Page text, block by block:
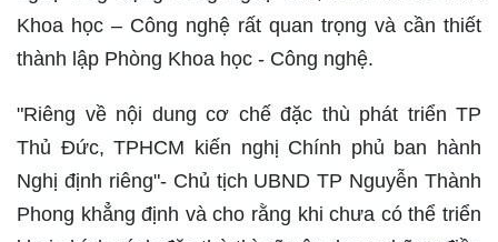
Khoa học – Công nghệ rất quan trọng và cần thiết
thành lập Phòng Khoa học - Công nghệ.
"Riêng về nội dung cơ chế đặc thù phát triển TP
Thủ Đức, TPHCM kiến nghị Chính phủ ban hành
Nghị định riêng"- Chủ tịch UBND TP Nguyễn Thành
Phong khẳng định và cho rằng khi chưa có thể triển